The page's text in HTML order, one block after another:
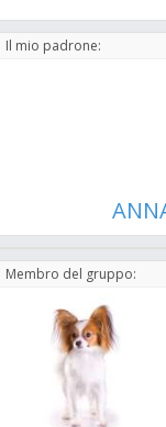
Il mio padrone:
Membro del gruppo: